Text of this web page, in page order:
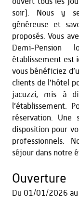
soir). Nous y
généreuse et
proposés. Vous
Demi-
établissement est
vous bénéficiez
clients de l’hôtel
jacuzzi, mis à
l’établissement.
réservation. Une
disposition pour
professionnels.
séjour dans notre
Ouverture
Du 01/01/2026 au